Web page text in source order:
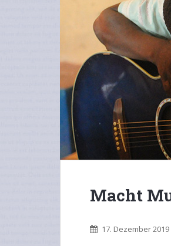
Macht
17. Dezember 2019